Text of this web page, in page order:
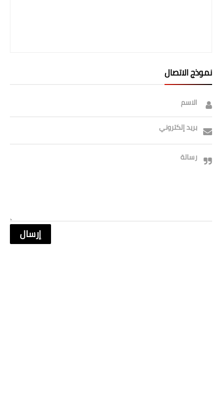
نموذج الاتصال
الاسم
بريد إلكتروني
رسالة